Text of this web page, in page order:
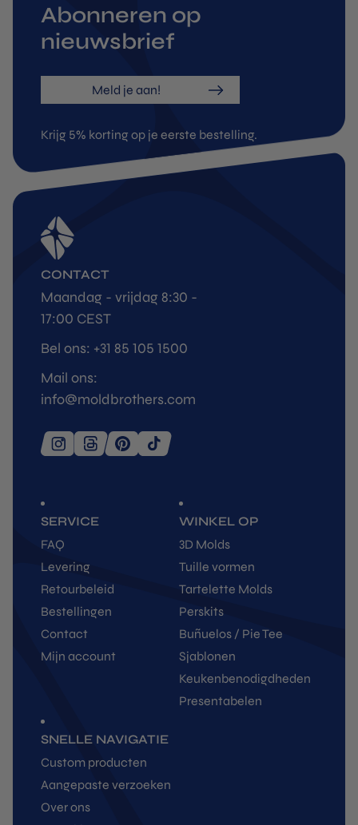
Abonneren op
nieuwsbrief
Meld je aan!
Krijg 5% korting op je eerste bestelling.
SERVICE
FAQ
Levering
Retourbeleid
Bestellingen
Contact
Mijn account
WINKEL OP
3D Molds
Tuille vormen
Tartelette Molds
Perskits
Buñuelos / Pie Tee
Sjablonen
Keukenbenodigdheden
Presentabelen
SNELLE NAVIGATIE
Custom producten
Aangepaste verzoeken
Over ons
CONTACT
Maandag - vrijdag 8:30 -
17:00 CEST
Bel ons: +31 85 105 1500
Mail ons:
info@moldbrothers.com